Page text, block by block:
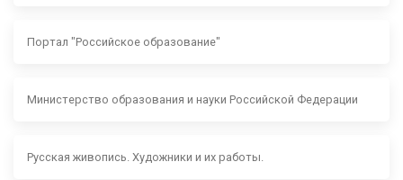
Портал "Российское образование"
Министерство образования и науки Российской Федерации
Русская живопись. Художники и их работы.